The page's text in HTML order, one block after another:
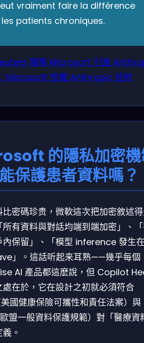
vraiment faire la différence
patients chroniques.
報導 Microsoft 引進
Microsoft 授權 Anthropic 技術
的隱私加密
保護患者資料嗎？
比密碼珍贵，微軟這次把加密敘述
所有資料與對話均端到端加密」、
內保留」、「模型 inference 發生
」。這話听起来耳熟——幾乎每個
AI 產品都這麽說，但 Copilot
處在於，它在設計之初就必須符合
美國健康保險可攜性和責任法案）與
盟一般資料保護規範）對「醫療資
。